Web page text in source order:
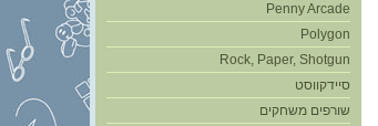
Penny Arcade
Polygon
Rock, Paper, Shotgun
סיידקווסט
שורפים משחקים